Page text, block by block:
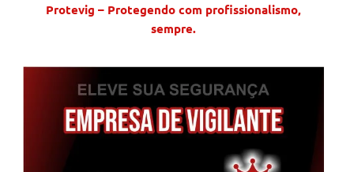
Protevig – Protegendo com profissionalismo,
sempre.